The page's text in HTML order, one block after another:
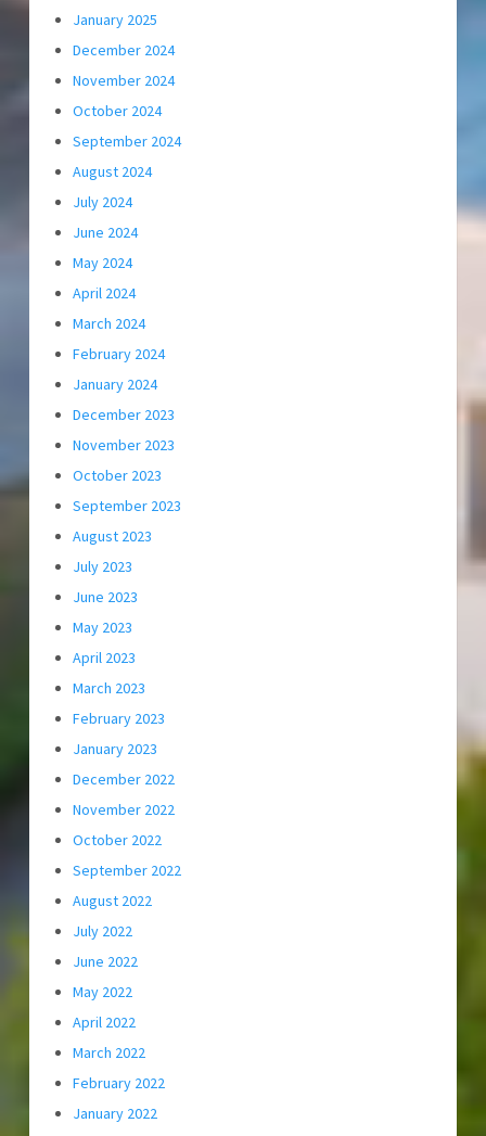
January 2025
December 2024
November 2024
October 2024
September 2024
August 2024
July 2024
June 2024
May 2024
April 2024
March 2024
February 2024
January 2024
December 2023
November 2023
October 2023
September 2023
August 2023
July 2023
June 2023
May 2023
April 2023
March 2023
February 2023
January 2023
December 2022
November 2022
October 2022
September 2022
August 2022
July 2022
June 2022
May 2022
April 2022
March 2022
February 2022
January 2022